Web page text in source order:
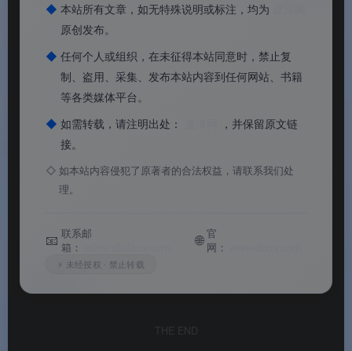
位、个人中心等级展示、评论区用户标识等多种场景。
从LV.01到LV.09，9枚等级图标以统一的造型与递进的色彩串
用，适配多种数字产品场景。
◆ 本站所有文章，如无特殊说明或标注，均为
原创发布。
◆ 任何个人或组织，在未征得本站同意时，禁止复
制、盗用、采集、发布本站内容到任何网站、书籍
等各类媒体平台。
◆ 如需转载，请注明出处：
，并保留原文链
接。
◇ 如本站内容侵犯了原著者的合法权益，请联系我们处
理。
📧 联系邮
箱：
🌐官
网：
⚡ 未经授权 · 禁止转载
THE END